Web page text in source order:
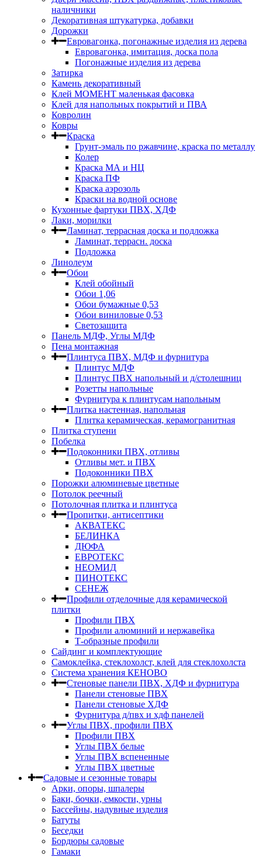
наличники
Декоративная штукатурка, добавки
Дорожки
Евровагонка, погонажные изделия из дерева
Евровагонка, имитация, доска пола
Погонажные изделия из дерева
Затирка
Камень декоративный
Клей МОМЕНТ маленькая фасовка
Клей для напольных покрытий и ПВА
Ковролин
Ковры
Краска
Грунт-эмаль по ржавчине, краска по металлу
Колер
Краска МА и НЦ
Краска ПФ
Краска аэрозоль
Краски на водной основе
Кухонные фартуки ПВХ, ХДФ
Лаки, морилки
Ламинат, террасная доска и подложка
Ламинат, террасн. доска
Подложка
Линолеум
Обои
Клей обойный
Обои 1,06
Обои бумажные 0,53
Обои виниловые 0,53
Светозащита
Панель МДФ, Углы МДФ
Пена монтажная
Плинтуса ПВХ, МДФ и фурнитура
Плинтус МДФ
Плинтус ПВХ напольный и д/столешниц
Розетты напольные
Фурнитура к плинтусам напольным
Плитка настенная, напольная
Плитка керамическая, керамогранитная
Плитка ступени
Побелка
Подоконники ПВХ, отливы
Отливы мет. и ПВХ
Подоконники ПВХ
Порожки алюминевые цветные
Потолок реечный
Потолочная плитка и плинтуса
Пропитки, антисептики
АКВАТЕКС
БЕЛИНКА
ДЮФА
ЕВРОТЕКС
НЕОМИД
ПИНОТЕКС
СЕНЕЖ
Профили отделочные для керамической
плитки
Профили ПВХ
Профили алюминий и нержавейка
Т-образные профили
Сайдинг и комплектующие
Самоклейка, стеклохолст, клей для стеклохолста
Система хранения КЕНОВО
Стеновые панели ПВХ, ХДФ и фурнитура
Панели стеновые ПВХ
Панели стеновые ХДФ
Фурнитура д/пвх и хдф панелей
Углы ПВХ, профили ПВХ
Профили ПВХ
Углы ПВХ белые
Углы ПВХ вспененные
Углы ПВХ цветные
Садовые и сезонные товары
Арки, опоры, шпалеры
Баки, бочки, емкости, урны
Бассейны, надувные изделия
Батуты
Беседки
Бордюры садовые
Гамаки